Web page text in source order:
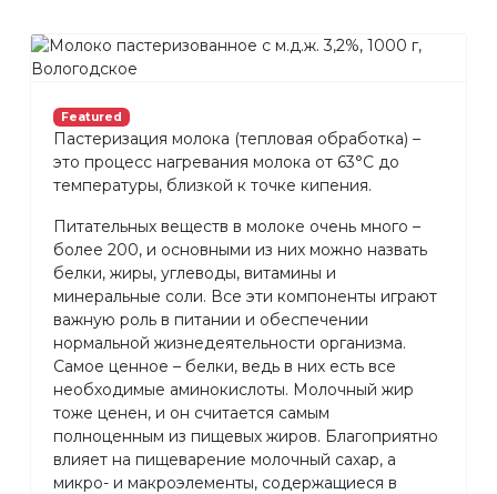
Featured
Пастеризация молока (тепловая обработка) –
это процесс нагревания молока от 63°С до
температуры, близкой к точке кипения.
Питательных веществ в молоке очень много –
более 200, и основными из них можно назвать
белки, жиры, углеводы, витамины и
минеральные соли. Все эти компоненты играют
важную роль в питании и обеспечении
нормальной жизнедеятельности организма.
Самое ценное – белки, ведь в них есть все
необходимые аминокислоты. Молочный жир
тоже ценен, и он считается самым
полноценным из пищевых жиров. Благоприятно
влияет на пищеварение молочный сахар, а
микро- и макроэлементы, содержащиеся в